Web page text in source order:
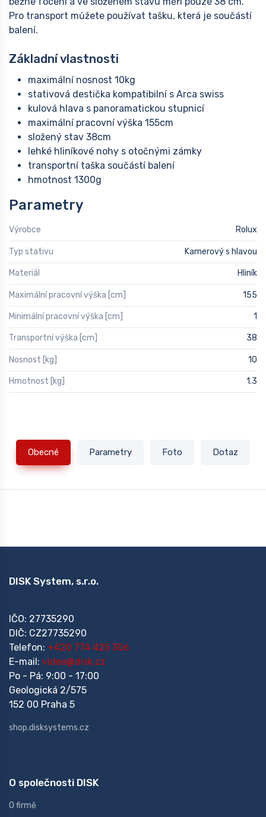
Pro transport můžete používat tašku, která je součástí
balení.
Základní vlastnosti
maximální nosnost 10kg
stativová destička kompatibilní s Arca swiss
kulová hlava s panoramatickou stupnicí
maximální pracovní výška 155cm
složený stav 38cm
lehké hliníkové nohy s otočnými zámky
transportní taška součástí balení
hmotnost 1300g
Parametry
Výrobce Rolux
Typ stativu Kamerový s hlavou
Materiál Hliník
Maximální pracovní výška [cm] 155
Minimální pracovní výška [cm] 1
Transportní výška [cm] 38
Nosnost [kg] 10
Hmotnost [kg] 1.3
Obecné Parametry Foto Dotaz
DISK System, s.r.o.
IČO: 27735290
DIČ: CZ27735290
Telefon: +420 774 425 306
E-mail: video@disk.cz
Po - Pá: 9:00 - 17:00
Geologická 2/575
152 00 Praha 5
shop.disksystems.cz
O společnosti DISK
O firmě